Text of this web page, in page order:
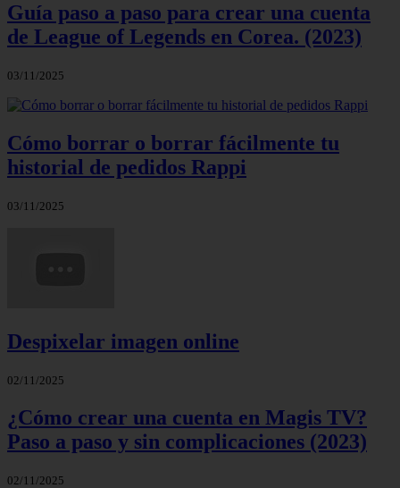
Guía paso a paso para crear una cuenta
de League of Legends en Corea. (2023)
03/11/2025
Cómo borrar o borrar fácilmente tu
historial de pedidos Rappi
03/11/2025
Despixelar imagen online
02/11/2025
¿Cómo crear una cuenta en Magis TV?
Paso a paso y sin complicaciones (2023)
02/11/2025